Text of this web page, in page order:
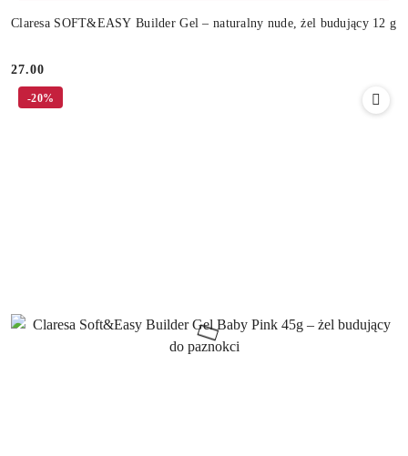
Claresa SOFT&EASY Builder Gel – naturalny nude, żel budujący 12 g
Cena:
27.00
-20%